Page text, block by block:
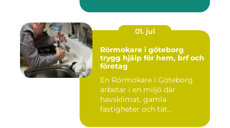
01. jul
Rörmokare i göteborg
trygg hjälp för hem, brf och
företag
En Rörmokare i Göteborg
arbetar i en miljö där
havsklimat, gamla
fastigheter och tät